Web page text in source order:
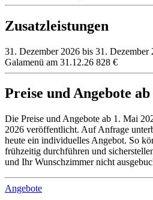
Zusatzleistungen
31. Dezember 2026 bis 31. Dezember
Galamenü am 31.12.26 828 €
Preise und Angebote
Die Preise und Angebote ab 1. Mai
2026 veröffentlicht. Auf Anfrage
heute ein individuelles Angebot. So
frühzeitig durchführen und
und Ihr Wunschzimmer nicht
Angebote